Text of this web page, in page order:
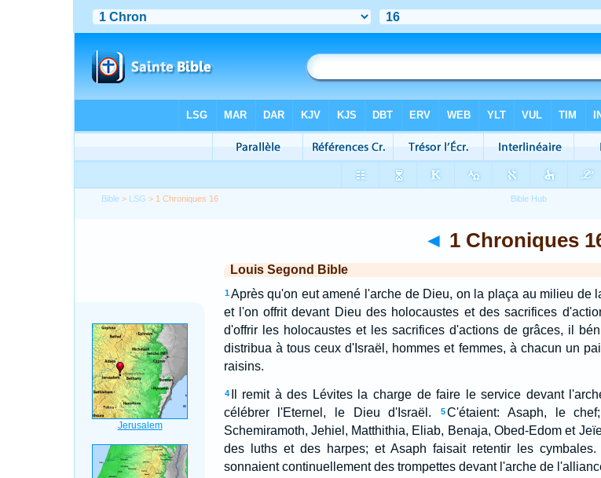
Bible > LSG > 1 Chroniques 16
◄ 1 Chroniques
Louis Segond Bible
1 Après qu'on eut amené l'arche de Dieu, on la plaça au milieu de
et l'on offrit devant Dieu des holocaustes et des sacrifices
d'offrir les holocaustes et les sacrifices d'actions de grâces, il
distribua à tous ceux d'Israël, hommes et femmes, à chacun un
raisins.
4
Il remit à des Lévites la charge de faire le service devant
célébrer l'Eternel, le Dieu d'Israël.
5C'étaient: Asaph, le
Schemiramoth, Jehiel, Matthithia, Eliab, Benaja, Obed-Edom et
des luths et des harpes; et Asaph faisait retentir les cymbales.
sonnaient continuellement des trompettes devant l'arche de